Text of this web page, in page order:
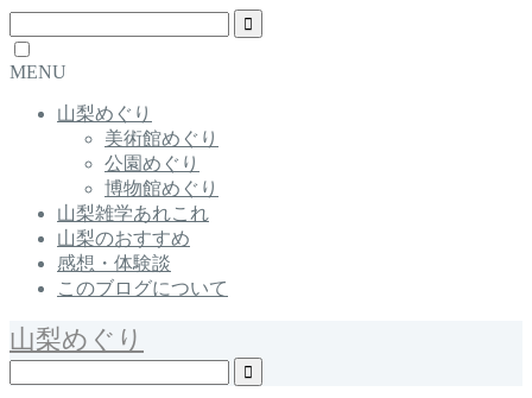
MENU
山梨めぐり
美術館めぐり
公園めぐり
博物館めぐり
山梨雑学あれこれ
山梨のおすすめ
感想・体験談
このブログについて
山梨めぐり